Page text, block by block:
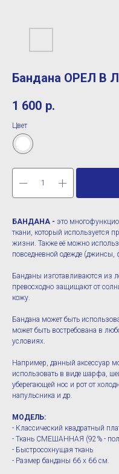
Бандана ОРЕЛ В
1 600 р.
Цвет
БАНДАНА - это
ткани, который используется
жизни. Также её можно
повседневной одежде (джинсы,
Банданы изготавливаются из
превосходно защищают от
кожу.
Бандана может быть
может быть востребована в
условиях.
Например, данный аксессуар
использовать в виде шарфа,
уберегающей нос и рот от
напульсника и др.
МОДЕЛЬ:
- Классический квадратный
- Ткань СМЕШАННАЯ (92% -
- Быстросохнущая ткань
- Размер банданы 66 х 66 см.